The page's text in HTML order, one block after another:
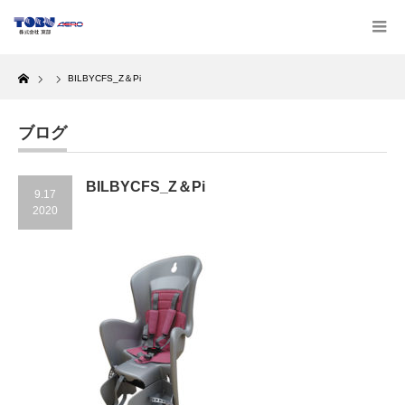
Home
BILBYCFS_Z＆Pi
ブログ
9.17
2020
BILBYCFS_Z＆Pi